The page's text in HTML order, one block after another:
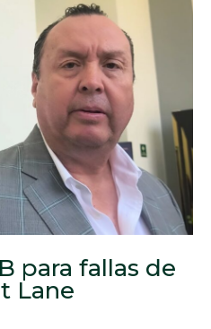
para fallas de
Lane